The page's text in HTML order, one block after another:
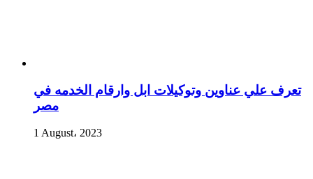
تعرف علي عناوين وتوكيلات ابل وارقام الخدمه في
مصر
1 August، 2023